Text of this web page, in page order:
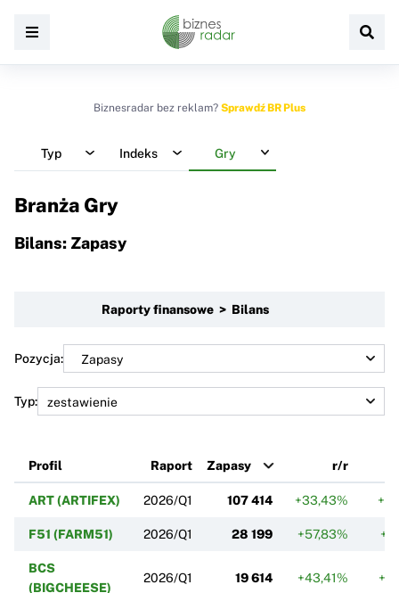
Biznesradar bez reklam? Sprawdź BR Plus
Typ Indeks Gry
Branża Gry
Bilans: Zapasy
Raporty finansowe > Bilans
Pozycja:
Typ:
Profil Raport Zapasy r/r
ART (ARTIFEX) 2026/Q1 107 414 +33,43%
F51 (FARM51) 2026/Q1 28 199 +57,83%
BCS
(BIGCHEESE)
2026/Q1 19 614 +43,41%